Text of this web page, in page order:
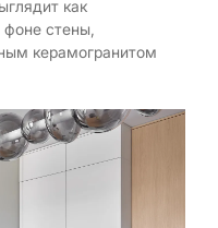
как
стены,
керамогранитом